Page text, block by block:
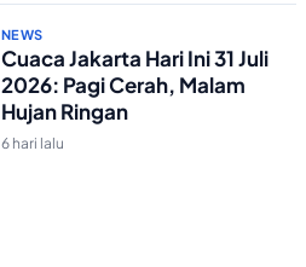
NEWS
Cuaca Jakarta Hari Ini 31 Juli
2026: Pagi Cerah, Malam
Hujan Ringan
6 hari lalu